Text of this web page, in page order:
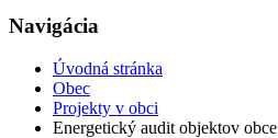
Navigácia
Úvodná stránka
Obec
Projekty v obci
Energetický audit objektov obce